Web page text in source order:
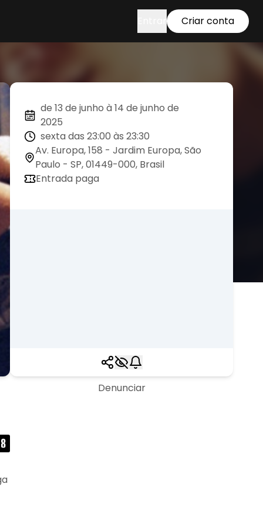
Criar conta
de 13 de junho à 14 de junho de
2025
sexta das 23:00 às 23:30
Av. Europa, 158 - Jardim Europa, São
Paulo - SP, 01449-000, Brasil
Entrada paga
Denunciar